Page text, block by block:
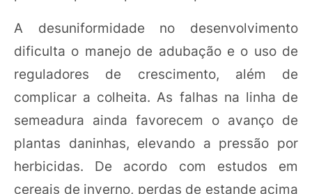
A desuniformidade no desenvolvimento
dificulta o manejo de adubação e o uso de
reguladores de crescimento, além de
complicar a colheita. As falhas na linha de
semeadura ainda favorecem o avanço de
plantas daninhas, elevando a pressão por
herbicidas. De acordo com estudos em
cereais de inverno, perdas de estande acima